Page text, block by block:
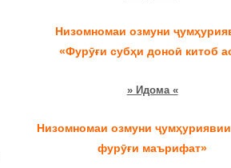
Низомномаи озмуни
«Фурӯғи субҳи доноӣ китоб
» Идома «
Низомномаи озмуни
фурӯғи маърифат»